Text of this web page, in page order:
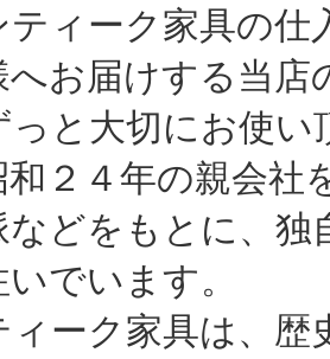
ティーク家具の
へお届けする当
っと大切にお使
和２４年の親会社
などをもとに、
でいます。
ィーク家具は、